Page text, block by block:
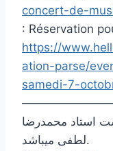
concert-de-
: Réservation
https://
ation-parse/
samedi-7-
استاد محمدرضا
لطفی میباشد.